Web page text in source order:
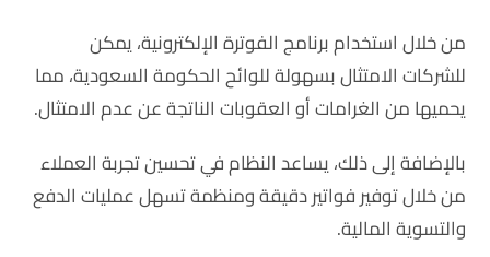
من خلال استخدام برنامج الفوترة الإلكترونية، يمكن
للشركات الامتثال بسهولة للوائح الحكومة السعودية، مما
يحميها من الغرامات أو العقوبات الناتجة عن عدم الامتثال.
بالإضافة إلى ذلك، يساعد النظام في تحسين تجربة العملاء
من خلال توفير فواتير دقيقة ومنظمة تسهل عمليات الدفع
والتسوية المالية.